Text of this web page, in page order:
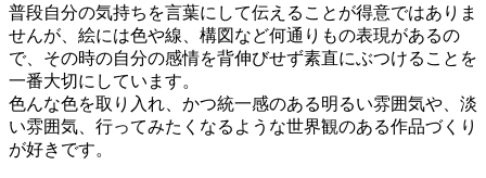
普段自分の気持ちを言葉にして伝えることが得意ではありま
せんが、絵には色や線、構図など何通りもの表現があるの
で、その時の自分の感情を背伸びせず素直にぶつけることを
一番大切にしています。
色んな色を取り入れ、かつ統一感のある明るい雰囲気や、淡
い雰囲気、行ってみたくなるような世界観のある作品づくり
が好きです。